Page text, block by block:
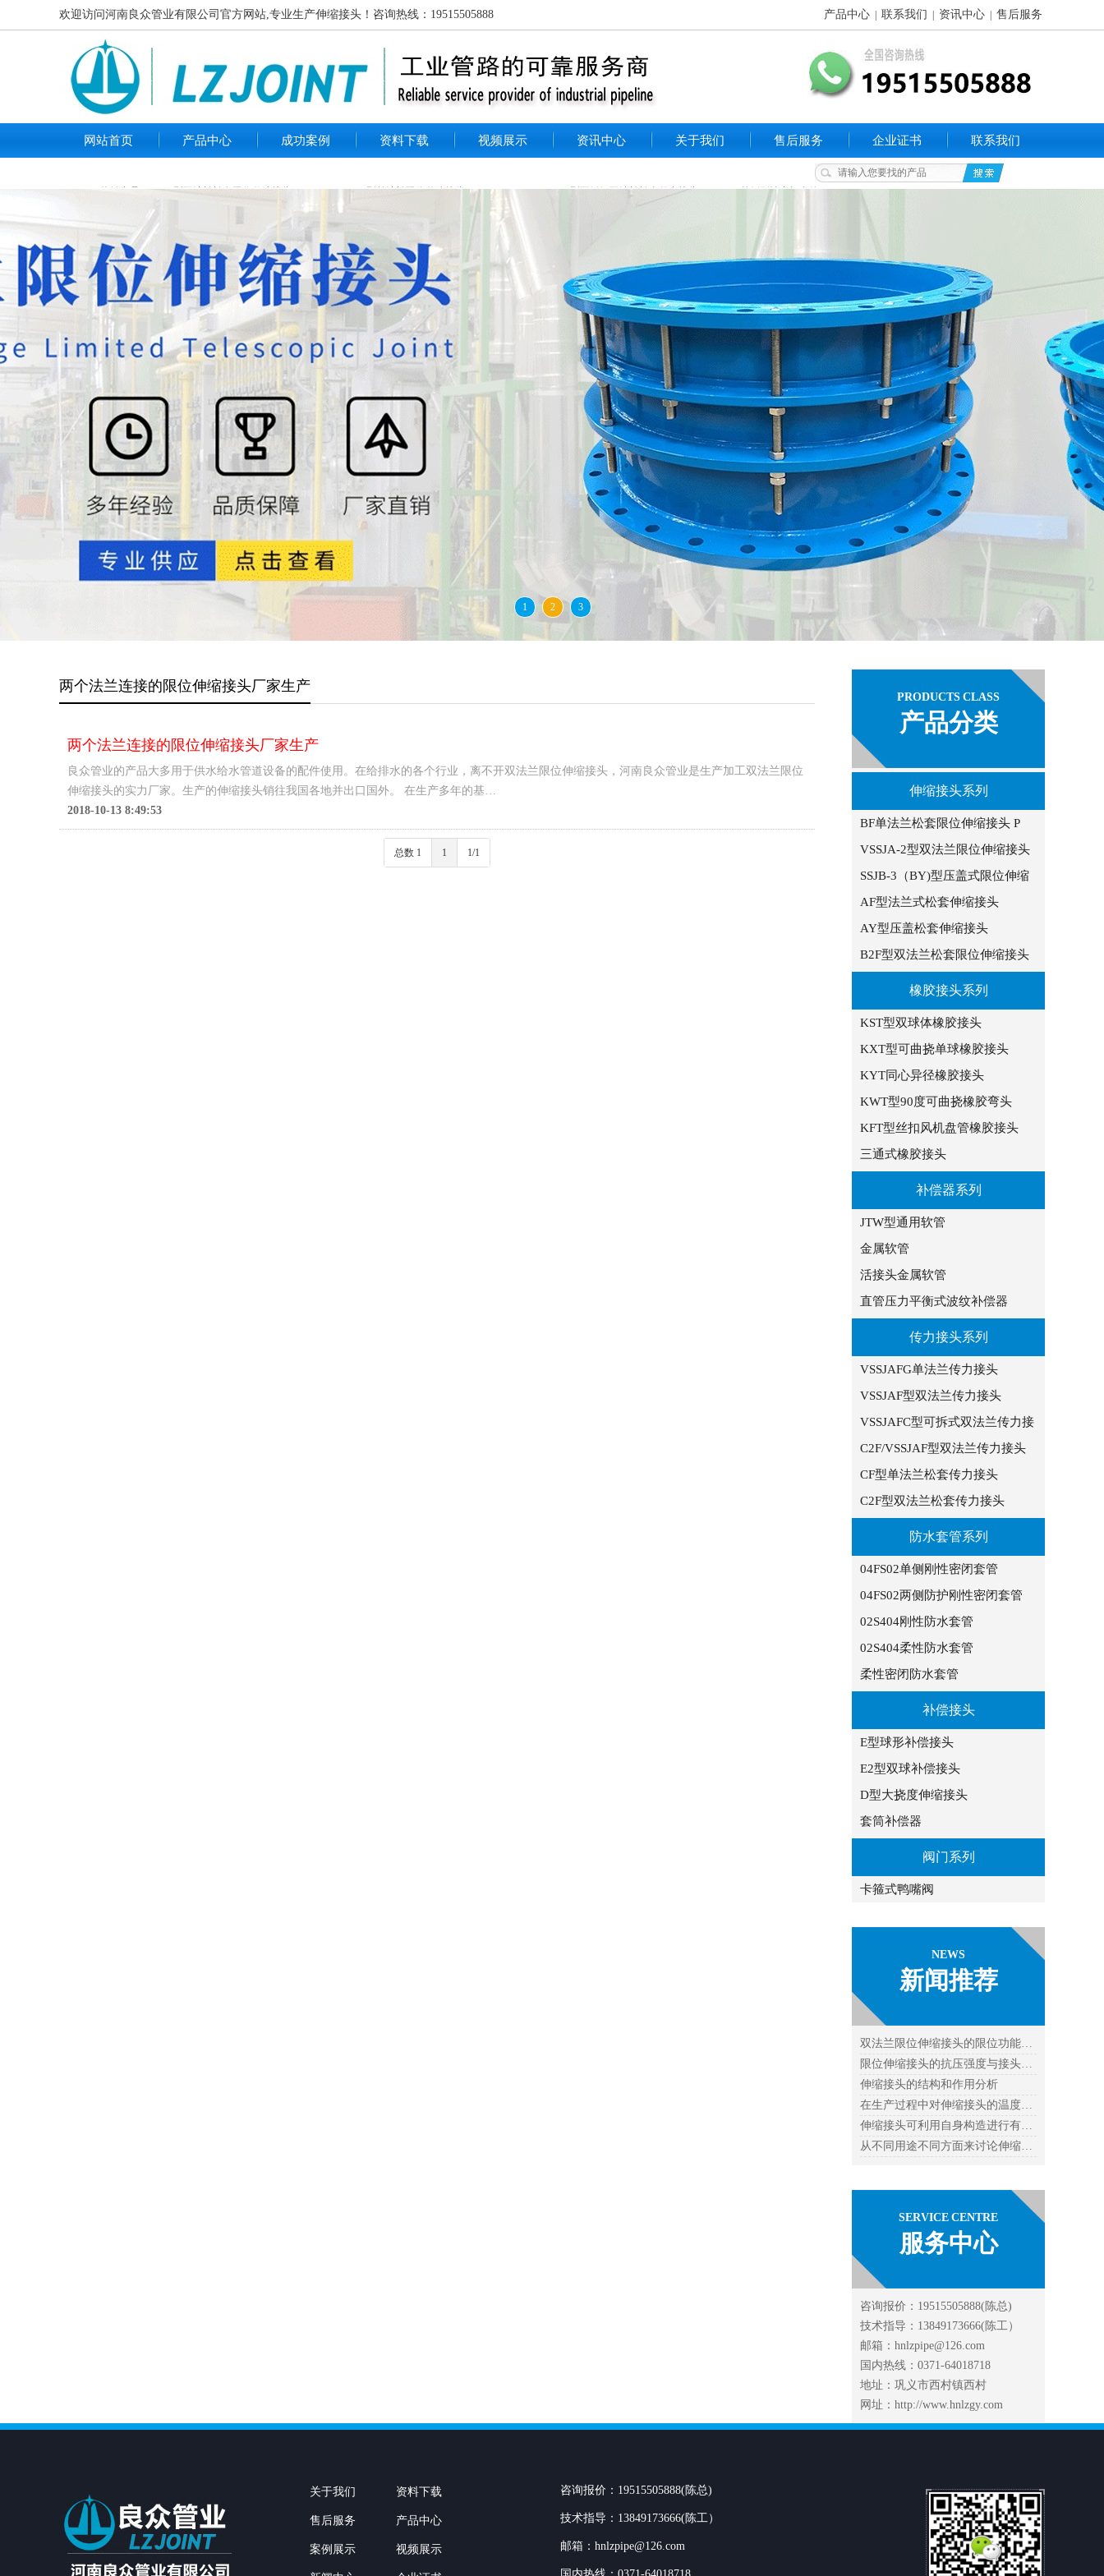
欢迎访问河南良众管业有限公司官方网站,专业生产伸缩接头！咨询热线：19515505888 产品中心 联系我们 资讯中心 售后服务
网站首页 产品中心 成功案例 资料下载 视频展示 资讯中心 关于我们 售后服务 企业证书 联系我们
热销产品： B2F型双法兰松套限位伸缩接头 PN10 VSSJA-1型单法兰限位伸缩接头 PN10 VSSJAFC/CC2F型不锈钢双法兰松套传力接头 04FS02单侧刚性密闭套管
1 2 3
PRODUCTS CLASS
产品分类
伸缩接头系列
BF单法兰松套限位伸缩接头 P
VSSJA-2型双法兰限位伸缩接头
SSJB-3（BY)型压盖式限位伸缩
AF型法兰式松套伸缩接头
AY型压盖松套伸缩接头
B2F型双法兰松套限位伸缩接头
橡胶接头系列
KST型双球体橡胶接头
KXT型可曲挠单球橡胶接头
KYT同心异径橡胶接头
KWT型90度可曲挠橡胶弯头
KFT型丝扣风机盘管橡胶接头
三通式橡胶接头
补偿器系列
JTW型通用软管
金属软管
活接头金属软管
直管压力平衡式波纹补偿器
传力接头系列
VSSJAFG单法兰传力接头
VSSJAF型双法兰传力接头
VSSJAFC型可拆式双法兰传力接
C2F/VSSJAF型双法兰传力接头
CF型单法兰松套传力接头
C2F型双法兰松套传力接头
防水套管系列
04FS02单侧刚性密闭套管
04FS02两侧防护刚性密闭套管
02S404刚性防水套管
02S404柔性防水套管
柔性密闭防水套管
补偿接头
E型球形补偿接头
E2型双球补偿接头
D型大挠度伸缩接头
套筒补偿器
阀门系列
卡箍式鸭嘴阀
NEWS
新闻推荐
双法兰限位伸缩接头的限位功能…
限位伸缩接头的抗压强度与接头…
伸缩接头的结构和作用分析
在生产过程中对伸缩接头的温度…
伸缩接头可利用自身构造进行有…
从不同用途不同方面来讨论伸缩…
SERVICE CENTRE
服务中心
咨询报价：19515505888(陈总)
技术指导：13849173666(陈工）
邮箱：hnlzpipe@126.com
国内热线：0371-64018718
地址：巩义市西村镇西村
网址：http://www.hnlzgy.com
两个法兰连接的限位伸缩接头厂家生产
两个法兰连接的限位伸缩接头厂家生产
良众管业的产品大多用于供水给水管道设备的配件使用。在给排水的各个行业，离不开双法兰限位伸缩接头，河南良众管业是生产加工双法兰限位
伸缩接头的实力厂家。生产的伸缩接头销往我国各地并出口国外。 在生产多年的基…
2018-10-13 8:49:53
总数 1 1 1/1
关于我们 资料下载
售后服务 产品中心
案例展示 视频展示
咨询报价：19515505888(陈总)
技术指导：13849173666(陈工）
邮箱：hnlzpipe@126.com